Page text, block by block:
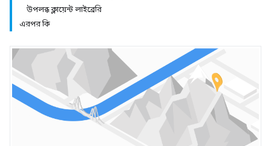
উপলব্ধ ক্লায়েন্ট লাইব্রেরি
এরপর কি